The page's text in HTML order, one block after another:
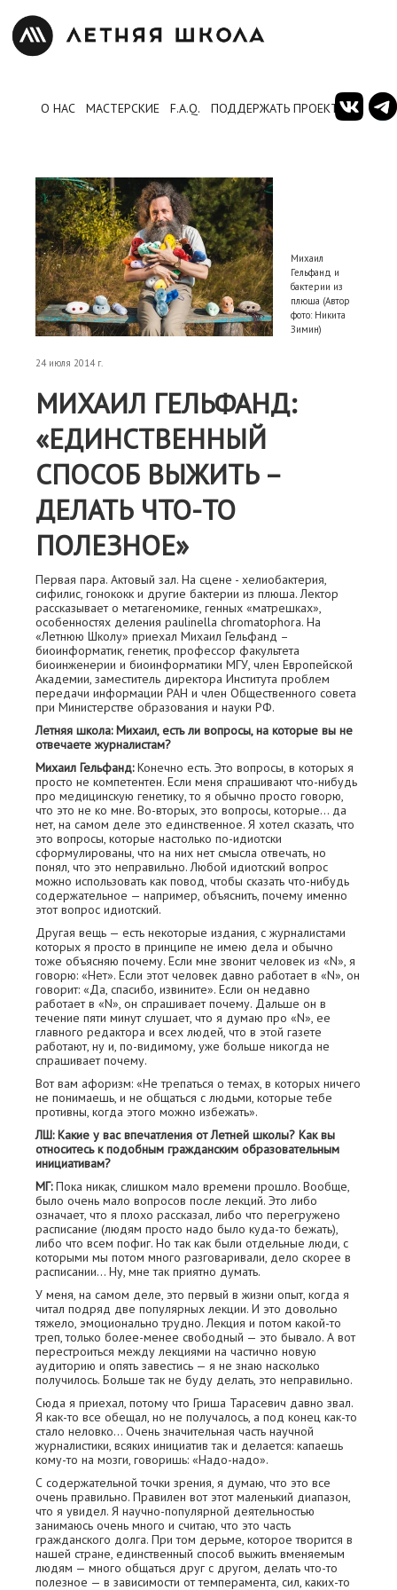
О НАС МАСТЕРСКИЕ F.A.Q. ПОДДЕРЖАТЬ ПРОЕКТ
Михаил
Гельфанд и
бактерии из
плюша (Автор
фото: Никита
Зимин)
24 июля 2014 г.
МИХАИЛ ГЕЛЬФАНД:
«ЕДИНСТВЕННЫЙ
СПОСОБ ВЫЖИТЬ –
ДЕЛАТЬ ЧТО-ТО
ПОЛЕЗНОЕ»
Первая пара. Актовый зал. На сцене - хелиобактерия,
сифилис, гонококк и другие бактерии из плюша. Лектор
рассказывает о метагеномике, генных «матрешках»,
особенностях деления paulinella chromatophora. На
«Летнюю Школу» приехал Михаил Гельфанд –
биоинформатик, генетик, профессор факультета
биоинженерии и биоинформатики МГУ, член Европейской
Академии, заместитель директора Института проблем
передачи информации РАН и член Общественного совета
при Министерстве образования и науки РФ.
Летняя школа: Михаил, есть ли вопросы, на которые вы не
отвечаете журналистам?
Михаил Гельфанд:Конечно есть. Это вопросы, в которых я
просто не компетентен. Если меня спрашивают что-нибудь
про медицинскую генетику, то я обычно просто говорю,
что это не ко мне. Во-вторых, это вопросы, которые… да
нет, на самом деле это единственное. Я хотел сказать, что
это вопросы, которые настолько по-идиотски
сформулированы, что на них нет смысла отвечать, но
понял, что это неправильно. Любой идиотский вопрос
можно использовать как повод, чтобы сказать что-нибудь
содержательное — например, объяснить, почему именно
этот вопрос идиотский.
Другая вещь — есть некоторые издания, с журналистами
которых я просто в принципе не имею дела и обычно
тоже объясняю почему. Если мне звонит человек из «N», я
говорю: «Нет». Если этот человек давно работает в «N», он
говорит: «Да, спасибо, извините». Если он недавно
работает в «N», он спрашивает почему. Дальше он в
течение пяти минут слушает, что я думаю про «N», ее
главного редактора и всех людей, что в этой газете
работают, ну и, по-видимому, уже больше никогда не
спрашивает почему.
Вот вам афоризм: «Не трепаться о темах, в которых ничего
не понимаешь, и не общаться с людьми, которые тебе
противны, когда этого можно избежать».
ЛШ: Какие у вас впечатления от Летней школы? Как вы
относитесь к подобным гражданским образовательным
инициативам?
МГ:Пока никак, слишком мало времени прошло. Вообще,
было очень мало вопросов после лекций. Это либо
означает, что я плохо рассказал, либо что перегружено
расписание (людям просто надо было куда-то бежать),
либо что всем пофиг. Но так как были отдельные люди, с
которыми мы потом много разговаривали, дело скорее в
расписании… Ну, мне так приятно думать.
У меня, на самом деле, это первый в жизни опыт, когда я
читал подряд две популярных лекции. И это довольно
тяжело, эмоционально трудно. Лекция и потом какой-то
треп, только более-менее свободный — это бывало. А вот
перестроиться между лекциями на частично новую
аудиторию и опять завестись — я не знаю насколько
получилось. Больше так не буду делать, это неправильно.
Сюда я приехал, потому что Гриша Тарасевич давно звал.
Я как-то все обещал, но не получалось, а под конец как-то
стало неловко… Очень значительная часть научной
журналистики, всяких инициатив так и делается: капаешь
кому-то на мозги, говоришь: «Надо-надо».
С содержательной точки зрения, я думаю, что это все
очень правильно. Правилен вот этот маленький диапазон,
что я увидел. Я научно-популярной деятельностью
занимаюсь очень много и считаю, что это часть
гражданского долга. При том дерьме, которое творится в
нашей стране, единственный способ выжить вменяемым
людям — много общаться друг с другом, делать что-то
полезное — в зависимости от темперамента, сил, каких-то